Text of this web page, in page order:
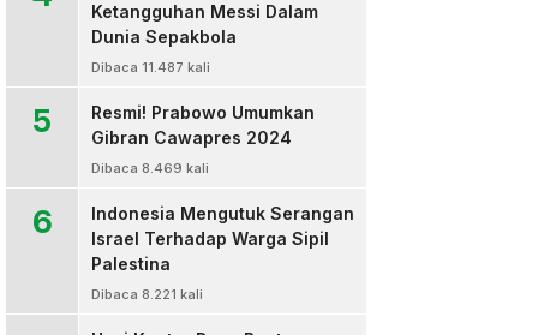
Ketangguhan Messi Dalam
Dunia Sepakbola
Dibaca 11.487 kali
5
Resmi! Prabowo Umumkan
Gibran Cawapres 2024
Dibaca 8.469 kali
6
Indonesia Mengutuk Serangan
Israel Terhadap Warga Sipil
Palestina
Dibaca 8.221 kali